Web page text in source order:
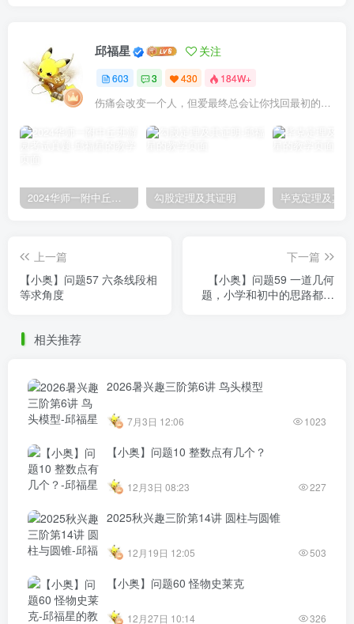
邱福星 关注
603 3 430 184W+
伤痛会改变一个人，但爱最终总会让你找回最初的自己
2024华师一附中丘班游园考试真题 勾股定理及其证明 毕克定理及其
上一篇
【小奥】问题57 六条线段相
等求角度
下一篇
【小奥】问题59 一道几何
题，小学和初中的思路都可
相关推荐
2026暑兴趣三阶第6讲 鸟头模型
7月3日 12:06 1023
【小奥】问题10 整数点有几个？
12月3日 08:23 227
2025秋兴趣三阶第14讲 圆柱与圆锥
12月19日 12:05 503
【小奥】问题60 怪物史莱克
12月27日 10:14 326